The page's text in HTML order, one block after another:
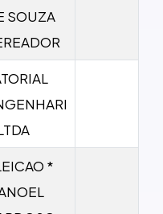
SOUZA
*